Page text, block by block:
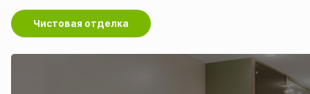
Чистовая отделка